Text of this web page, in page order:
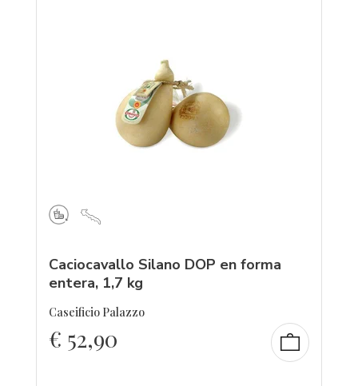
Caciocavallo Silano DOP en forma
entera, 1,7 kg
Caseificio Palazzo
€ 52,90